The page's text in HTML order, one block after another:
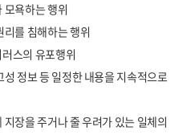
모욕하는 행위
를 침해하는 행위
스의 유포행위
정보 등 일정한 내용을 지속적으로
장을 주거나 줄 우려가 있는 일체의